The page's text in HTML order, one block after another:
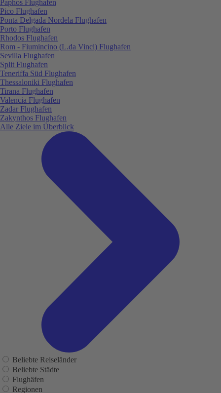
Paphos Flughafen
Pico Flughafen
Ponta Delgada Nordela Flughafen
Porto Flughafen
Rhodos Flughafen
Rom - Fiumincino (L.da Vinci) Flughafen
Sevilla Flughafen
Split Flughafen
Teneriffa Süd Flughafen
Thessaloniki Flughafen
Tirana Flughafen
Valencia Flughafen
Zadar Flughafen
Zakynthos Flughafen
Alle Ziele im Überblick
Beliebte Reiseländer
Beliebte Städte
Flughäfen
Regionen